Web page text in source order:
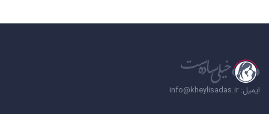
ایمیل: info@kheylisadas.ir